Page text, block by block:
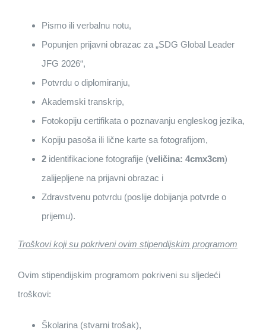
Pismo ili verbalnu notu,
Popunjen prijavni obrazac za „SDG Global Leader
JFG 2026“,
Potvrdu o diplomiranju,
Akademski transkrip,
Fotokopiju certifikata o poznavanju engleskog jezika,
Kopiju pasoša ili lične karte sa fotografijom,
2 identifikacione fotografije (veličina: 4cmx3cm)
zalijepljene na prijavni obrazac i
Zdravstvenu potvrdu (poslije dobijanja potvrde o
prijemu).
Troškovi koji su pokriveni ovim stipendijskim programom
Ovim stipendijskim programom pokriveni su sljedeći
troškovi:
Školarina (stvarni trošak),